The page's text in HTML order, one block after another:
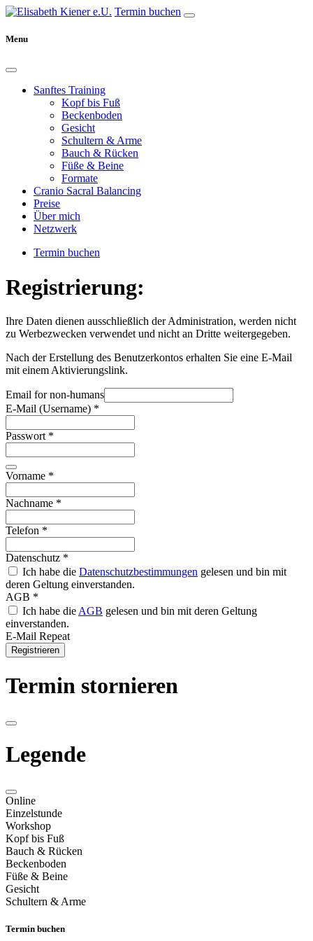
Termin buchen
Menu
Sanftes Training
Kopf bis Fuß
Beckenboden
Gesicht
Schultern & Arme
Bauch & Rücken
Füße & Beine
Formate
Cranio Sacral Balancing
Preise
Über mich
Netzwerk
Termin buchen
Registrierung:
Ihre Daten dienen ausschließlich der Administration, werden nicht
zu Werbezwecken verwendet und nicht an Dritte weitergegeben.
Nach der Erstellung des Benutzerkontos erhalten Sie eine E-Mail
mit einem Aktivierungslink.
Email for non-humans
E-Mail (Username) *
Passwort *
Vorname *
Nachname *
Telefon *
Datenschutz *
Ich habe die Datenschutzbestimmungen gelesen und bin mit
deren Geltung einverstanden.
AGB *
Ich habe die AGB gelesen und bin mit deren Geltung
einverstanden.
E-Mail Repeat
Registrieren
Termin stornieren
Legende
Online
Einzelstunde
Workshop
Kopf bis Fuß
Bauch & Rücken
Beckenboden
Füße & Beine
Gesicht
Schultern & Arme
Termin buchen